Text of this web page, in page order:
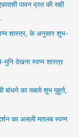
पावन व्रत की सही
शास्त्र, के अनुसार शुभ-
देखना स्वप्न शास्त्र
का सबसे शुभ मुहूर्त,
का असली मतलब स्वप्न